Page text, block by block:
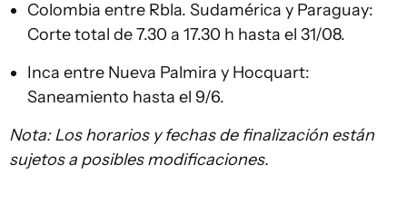
Colombia entre Rbla. Sudamérica y Paraguay:
Corte total de 7.30 a 17.30 h hasta el 31/08.
Inca entre Nueva Palmira y Hocquart:
Saneamiento hasta el 9/6.
Nota: Los horarios y fechas de finalización están
sujetos a posibles modificaciones.